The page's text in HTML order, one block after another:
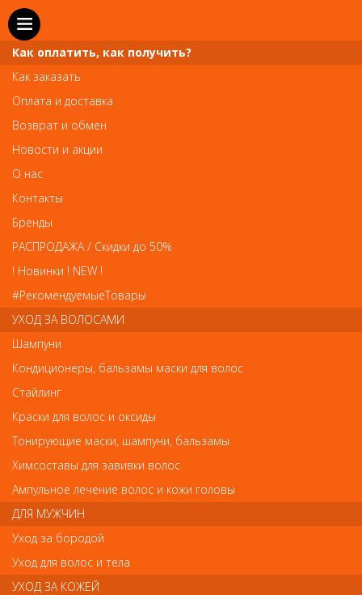
SEO
RuNail Зажимы для снятия гель-лака 10шт.
RuNail Зажимы для снятия гель-лака 10шт.
Арт.2656
306р.-
Как оплатить, как получить?
Как заказать
Оплата и доставка
Возврат и обмен
Новости и акции
О нас
Контакты
Бренды
РАСПРОДАЖА / Скидки до 50%
! Новинки ! NEW !
#РекомендуемыеТовары
УХОД ЗА ВОЛОСАМИ
Шампуни
Кондиционеры, бальзамы маски для волос
Стайлинг
Краски для волос и оксиды
Тонирующие маски, шампуни, бальзамы
Химсоставы для завивки волос
Ампульное лечение волос и кожи головы
ДЛЯ МУЖЧИН
Уход за бородой
Уход для волос и тела
УХОД ЗА КОЖЕЙ